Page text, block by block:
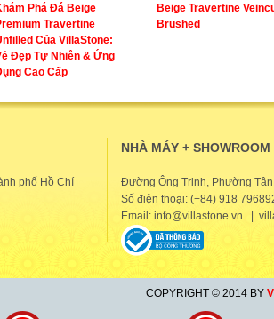
Phá Đá Beige
Travertine
Của VillaStone:
Đẹp Tự Nhiên & Ứng
Cao Cấp
Beige Travertine
Brushed
phố Hồ Chí
NHÀ MÁY + SHOWROOM
Đường Ông Trịnh, Phường
Số điện thoại: (+84) 918
Email: info@villastone.vn |
COPYRIGHT © 2014 BY